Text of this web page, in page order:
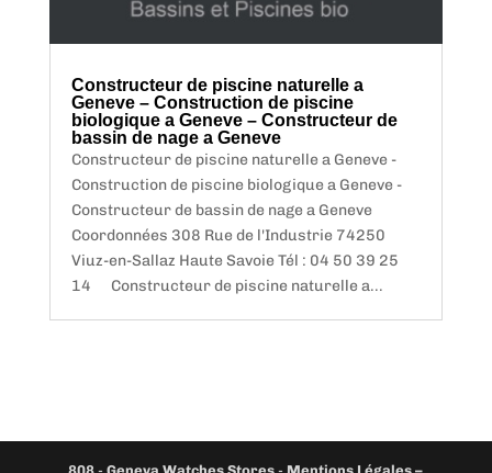
Constructeur de piscine naturelle a
Geneve – Construction de piscine
biologique a Geneve – Constructeur de
bassin de nage a Geneve
Constructeur de piscine naturelle a Geneve -
Construction de piscine biologique a Geneve -
Constructeur de bassin de nage a Geneve
Coordonnées 308 Rue de l'Industrie 74250
Viuz-en-Sallaz Haute Savoie Tél : 04 50 39 25
14 Constructeur de piscine naturelle a...